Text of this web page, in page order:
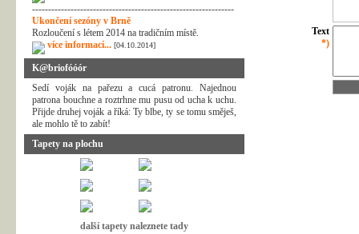
---------------------------------------------------------------
Ukončení sezóny v Brně
Rozloučení s létem 2014 na tradičním místě.
více informací... [04.10.2014]
K@briofóóór
Sedí voják na pařezu a cucá patronu. Najednou
patrona bouchne a roztrhne mu pusu od ucha k uchu.
Přijde druhej voják a říká: Ty blbe, ty se tomu směješ,
ale mohlo tě to zabít!
Tapety na plochu
další tapety naleznete tady
Text
*)